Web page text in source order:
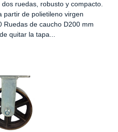
ruedas, robusto y compacto.
partir de polietileno virgen
Ruedas de caucho D200 mm
quitar la tapa...